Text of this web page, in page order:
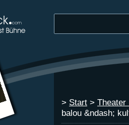
> Start > Theater
balou &ndash;